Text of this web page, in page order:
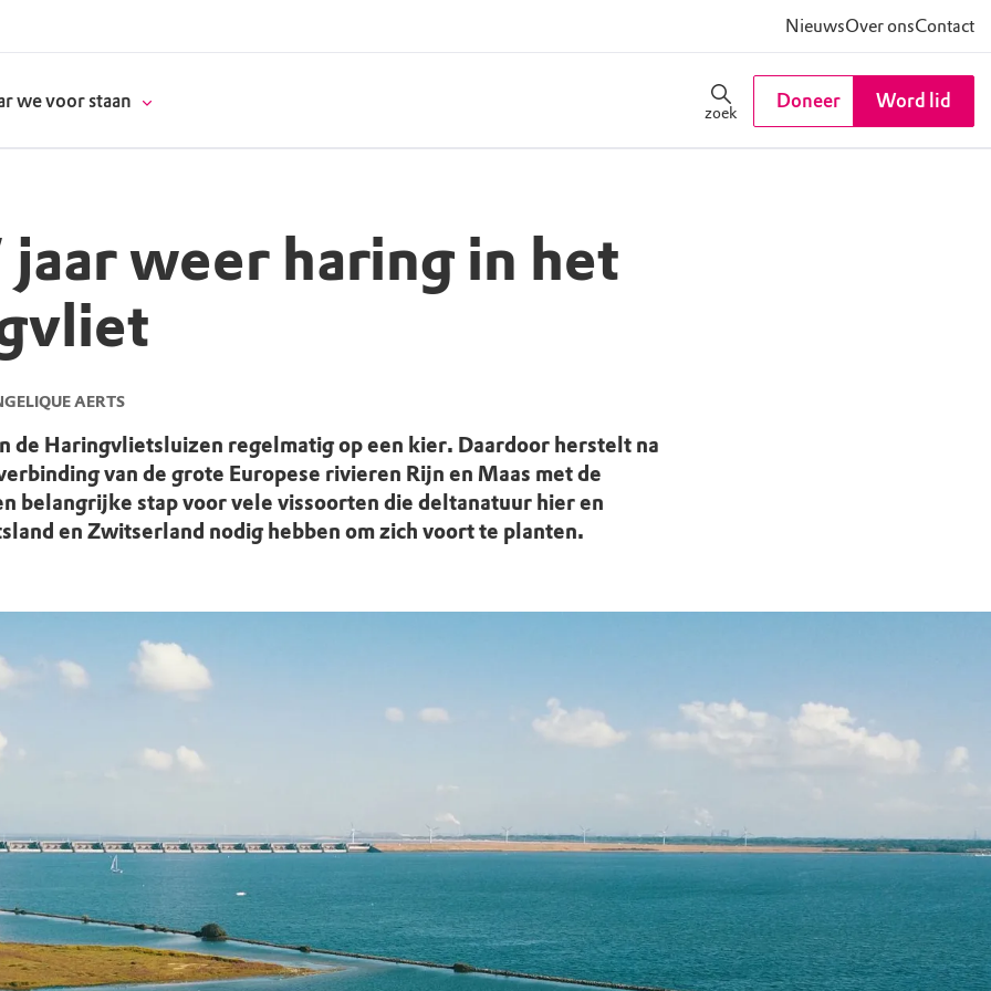
NieuwsOver onsContact
we voor staan
zoek
Doneer Word lid
jaar weer haring in het
AERTS
de Haringvlietsluizen regelmatig op een kier. Daardoor herstelt na
van de grote Europese rivieren Rijn en Maas met de
belangrijke stap voor vele vissoorten die deltanatuur hier en
en Zwitserland nodig hebben om zich voort te planten.